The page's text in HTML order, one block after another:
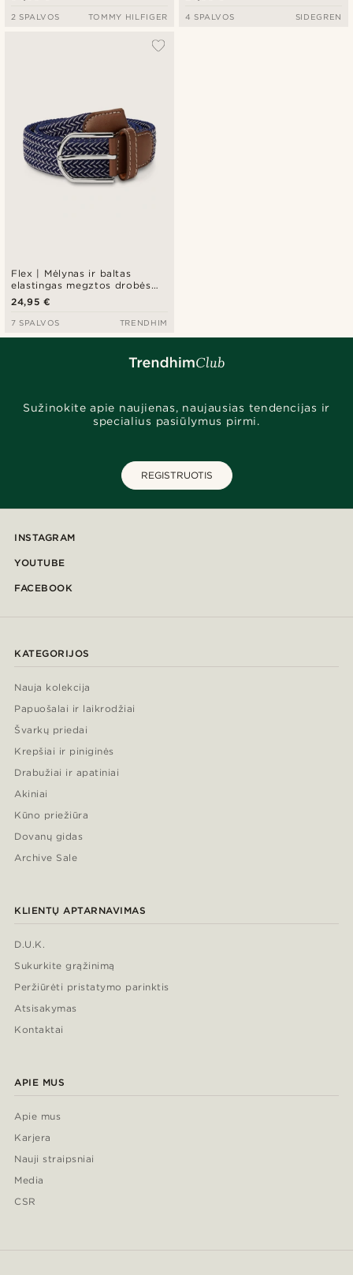
2 SPALVOS TOMMY HILFIGER 4 SPALVOS SIDEGREN
Flex | Mėlynas ir baltas
elastingas megztos drobės
diržas
24,95 €
7 SPALVOS TRENDHIM
Sužinokite apie naujienas, naujausias tendencijas ir
specialius pasiūlymus pirmi.
REGISTRUOTIS
INSTAGRAM
YOUTUBE
FACEBOOK
KATEGORIJOS
Nauja kolekcija
Papuošalai ir laikrodžiai
Švarkų priedai
Krepšiai ir piniginės
Drabužiai ir apatiniai
Akiniai
Kūno priežiūra
Dovanų gidas
Archive Sale
KLIENTŲ APTARNAVIMAS
D.U.K.
Sukurkite grąžinimą
Peržiūrėti pristatymo parinktis
Atsisakymas
Kontaktai
APIE MUS
Apie mus
Karjera
Nauji straipsniai
Media
CSR